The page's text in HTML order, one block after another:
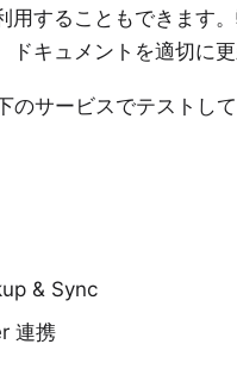
用することもできます
キュメントを適切に更
のサービスでテストして
& Sync
連携